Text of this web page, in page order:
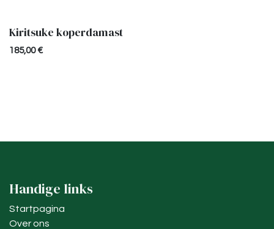
Uitverkocht
Kiritsuke koperdamast
185,00€
Handige links
Startpagina
Over ons